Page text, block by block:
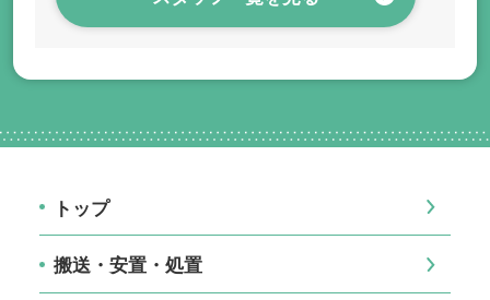
トップ
搬送・安置・処置